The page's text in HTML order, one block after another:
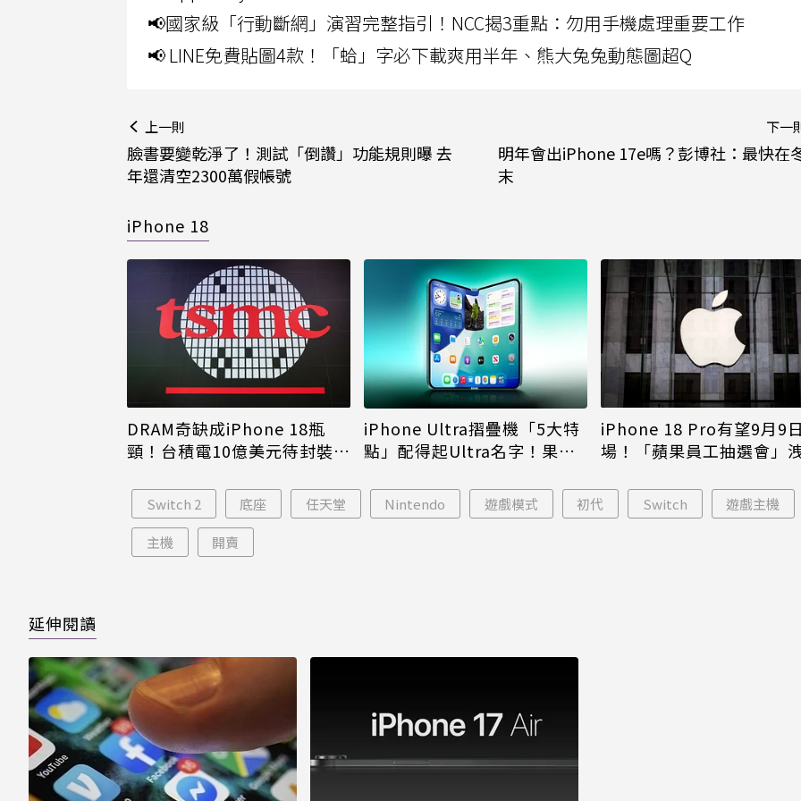
📢國家級「行動斷網」演習完整指引！NCC揭3重點：勿用手機處理重要工作
📢 LINE免費貼圖4款！「蛤」字必下載爽用半年、熊大兔兔動態圖超Q
上一則
臉書要變乾淨了！測試「倒讚」功能規則曝 去
年還清空2300萬假帳號
下一
明年會出iPhone 17e嗎？彭博社：最快在
末
iPhone 18
DRAM奇缺成iPhone 18瓶
頸！台積電10億美元待封裝晶
iPhone Ultra摺疊機「5大特
點」配得起Ultra名字！果粉
iPhone 18 Pro有望9月9
場！「蘋果員工抽選會」
Switch 2 底座 任天堂 Nintendo 遊戲模式 初代 Switch 遊戲主機
主機 開賣
延伸閱讀